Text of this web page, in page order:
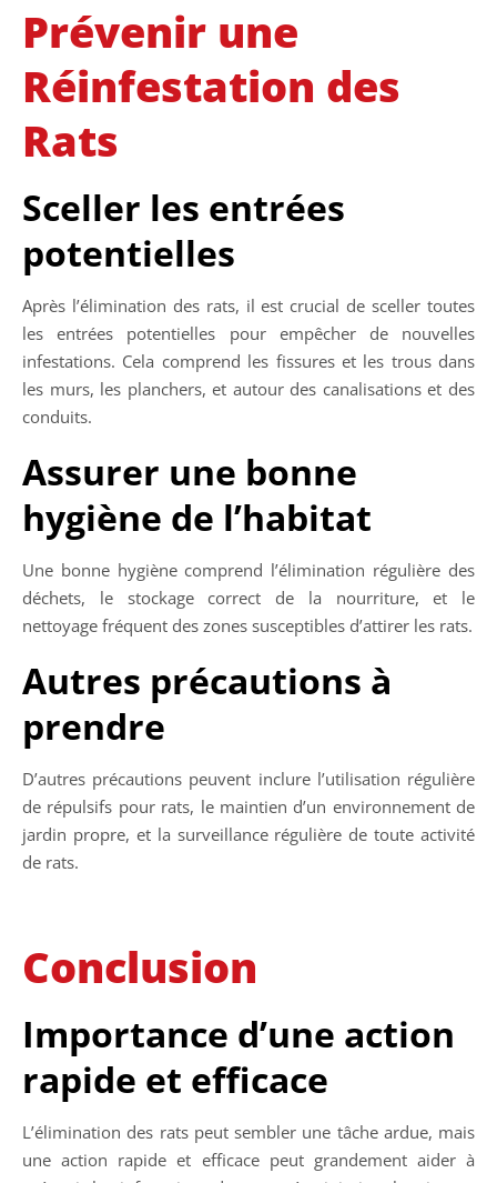
Prévenir une
Réinfestation des
Rats
Sceller les entrées
potentielles
Après l’élimination des rats, il est crucial de sceller toutes
les entrées potentielles pour empêcher de nouvelles
infestations. Cela comprend les fissures et les trous dans
les murs, les planchers, et autour des canalisations et des
conduits.
Assurer une bonne
hygiène de l’habitat
Une bonne hygiène comprend l’élimination régulière des
déchets, le stockage correct de la nourriture, et le
nettoyage fréquent des zones susceptibles d’attirer les rats.
Autres précautions à
prendre
D’autres précautions peuvent inclure l’utilisation régulière
de répulsifs pour rats, le maintien d’un environnement de
jardin propre, et la surveillance régulière de toute activité
de rats.
Conclusion
Importance d’une action
rapide et efficace
L’élimination des rats peut sembler une tâche ardue, mais
une action rapide et efficace peut grandement aider à